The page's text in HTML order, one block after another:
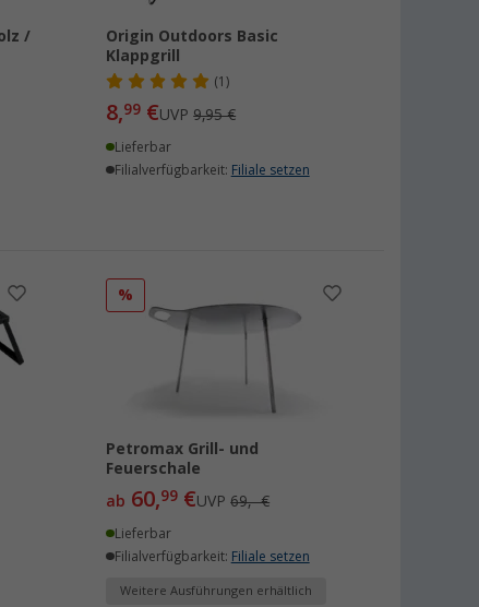
/
Origin Outdoors Basic
Klappgrill
(1)
8,99 €UVP9,95 €
Lieferbar
Filialverfügbarkeit: Filiale setzen
%
Petromax Grill- und
Feuerschale
ab 60,99 €UVP69,- €
Lieferbar
Filialverfügbarkeit: Filiale setzen
Weitere Ausführungen erhältlich